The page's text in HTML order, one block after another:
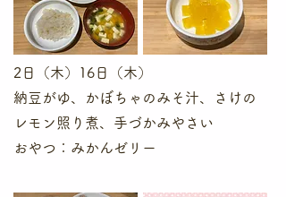
2日（木）16日（木）
納豆がゆ、かぼちゃのみそ汁、さけの
レモン照り煮、手づかみやさい
​おやつ：みかんゼリー